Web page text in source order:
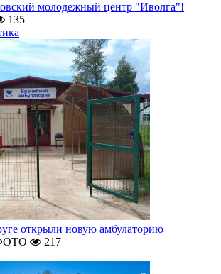
молодежный центр "Иволга"!
135
открыли новую амбулаторию
217